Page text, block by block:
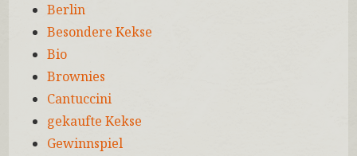
Berlin
Besondere Kekse
Bio
Brownies
Cantuccini
gekaufte Kekse
Gewinnspiel